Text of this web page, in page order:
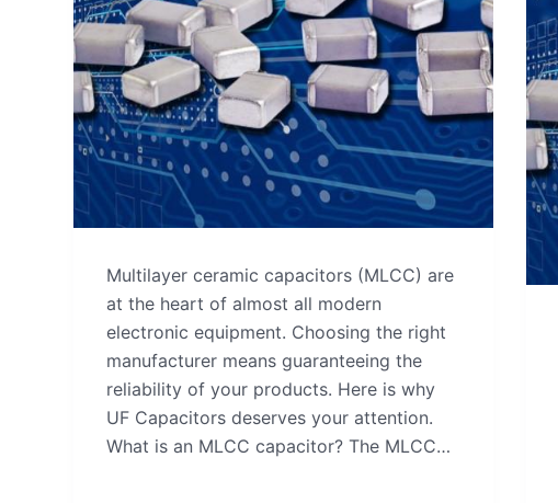
Multilayer ceramic capacitors (MLCC) are
at the heart of almost all modern
electronic equipment. Choosing the right
manufacturer means guaranteeing the
reliability of your products. Here is why
UF Capacitors deserves your attention.
What is an MLCC capacitor? The MLCC…